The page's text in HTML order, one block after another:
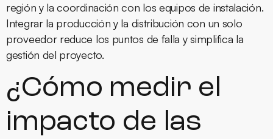
región y la coordinación con los equipos de instalación.
Integrar la producción y la distribución con un solo
proveedor reduce los puntos de falla y simplifica la
gestión del proyecto.
¿Cómo medir el
impacto de las